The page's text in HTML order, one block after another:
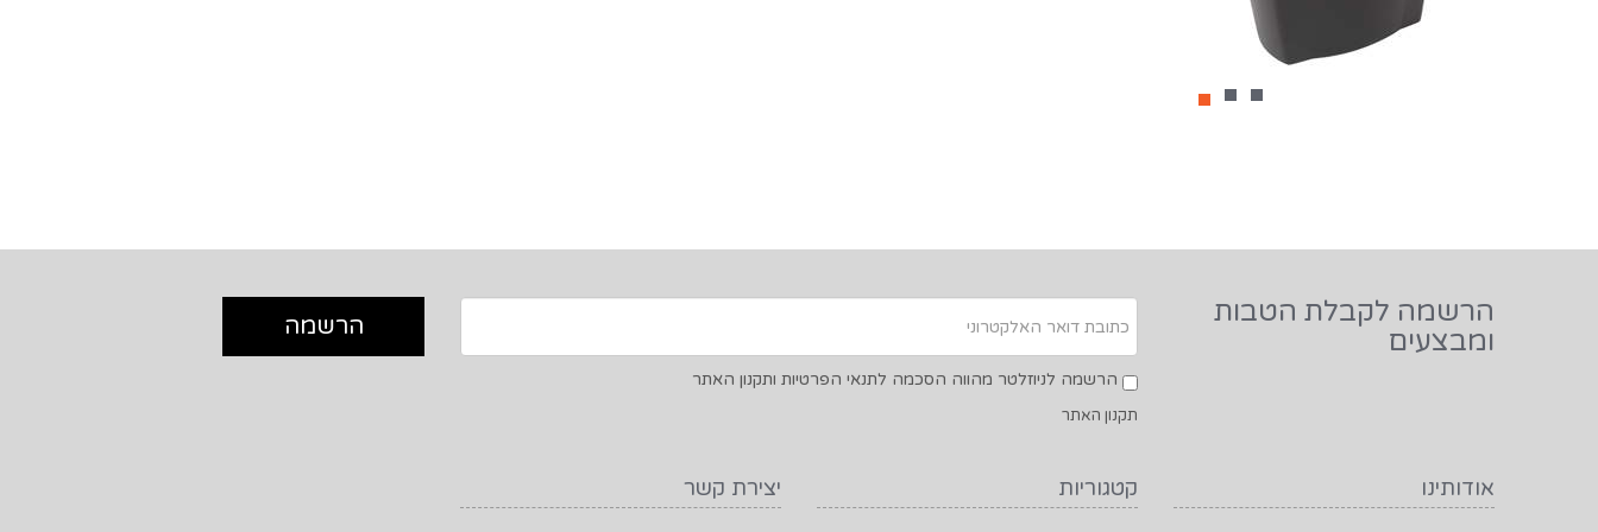
הרשמה לקבלת הטבות
ומבצעים
הרשמה לניוזלטר מהווה הסכמה לתנאי הפרטיות ותקנון האתר
תקנון האתר
אודותינו קטגוריות יצירת קשר